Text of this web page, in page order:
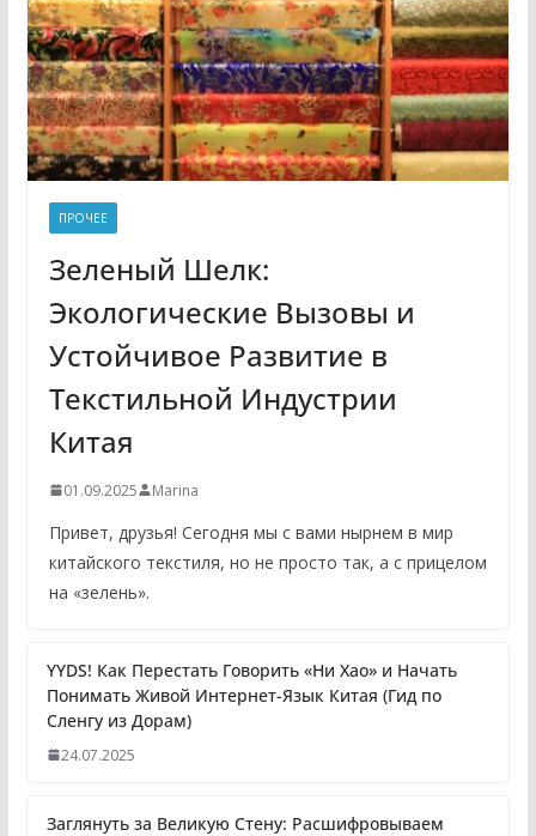
ПРОЧЕЕ
Зеленый Шелк:
Экологические Вызовы и
Устойчивое Развитие в
Текстильной Индустрии
Китая
01.09.2025 Marina
Привет, друзья! Сегодня мы с вами нырнем в мир
китайского текстиля, но не просто так, а с прицелом
на «зелень».
YYDS! Как Перестать Говорить «Ни Хао» и Начать
Понимать Живой Интернет-Язык Китая (Гид по
Сленгу из Дорам)
24.07.2025
Заглянуть за Великую Стену: Расшифровываем